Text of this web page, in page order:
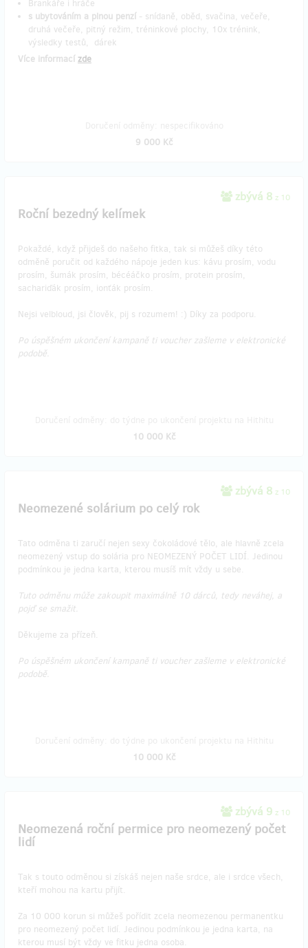
Brankáře i hráče
s ubytováním a plnou penzí - snídaně, oběd, svačina, večeře,
druhá večeře, pitný režim, tréninkové plochy, 10x trénink,
výsledky testů, dárek
Více informací zde
9 000 Kč
zbývá 8 z 10
Roční bezedný kelímek
Pokaždé, když přijdeš do našeho fitka, tak si můžeš díky této
odměně poručit od každého nápoje jeden kus: kávu prosím, vodu
prosím, šumák prosím, bécéáčko prosím, protein prosím,
sachariďák prosím, ionťák prosím.
Nejsi velbloud, jsi člověk, pij s rozumem! :) Díky za podporu.
Po úspěšném ukončení kampaně ti voucher zašleme v elektronické
podobě.
10 000 Kč
zbývá 8 z 10
Neomezené solárium po celý rok
Tato odměna ti zaručí nejen sexy čokoládové tělo, ale hlavně zcela
neomezený vstup do solária pro NEOMEZENÝ POČET LIDÍ. Jedinou
podmínkou je jedna karta, kterou musíš mít vždy u sebe.
Tuto odměnu může zakoupit maximálně 10 dárců, tedy neváhej, a
pojď se smažit.
Děkujeme za přízeň.
Po úspěšném ukončení kampaně ti voucher zašleme v elektronické
podobě.
10 000 Kč
zbývá 9 z 10
Neomezená roční permice pro neomezený počet
lidí
Tak s touto odměnou si získáš nejen naše srdce, ale i srdce všech,
kteří mohou na kartu přijít.
Za 10 000 korun si můžeš pořídit zcela neomezenou permanentku
pro neomezený počet lidí. Jedinou podmínkou je jedna karta, na
kterou musí být vždy ve fitku jedna osoba.